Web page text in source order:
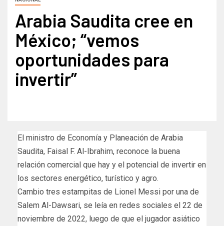
Arabia Saudita cree en
México; “vemos
oportunidades para
invertir”
El ministro de Economía y Planeación de Arabia
Saudita, Faisal F. Al-Ibrahim, reconoce la buena
relación comercial que hay y el potencial de invertir en
los sectores energético, turístico y agro.
Cambio tres estampitas de Lionel Messi por una de
Salem Al-Dawsari, se leía en redes sociales el 22 de
noviembre de 2022, luego de que el jugador asiático